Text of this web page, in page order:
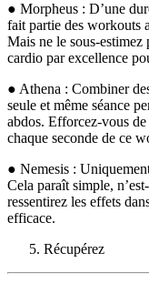
● Morpheus : D’une
fait partie des workouts
Mais ne le sous-estimez
cardio par excellence
● Athena : Combiner
seule et même séance
abdos. Efforcez-vous
chaque seconde de ce
● Nemesis :
Cela paraît simple,
ressentirez les effets
efficace.
Récupérez